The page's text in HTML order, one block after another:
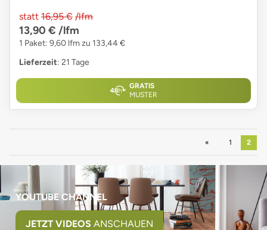
statt 16,95 € /lfm
13,90 € /lfm
1 Paket: 9,60 lfm zu 133,44 €
Lieferzeit: 21 Tage
GRATIS
MUSTER
Zurück
1 2
YOUTUBE CHANNEL
JETZT VIDEOS ANSCHAUEN